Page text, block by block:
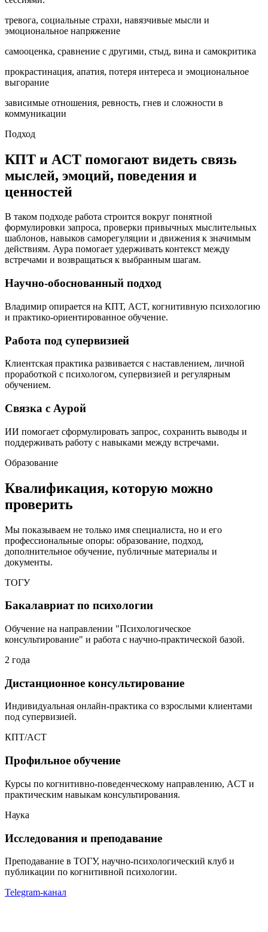
тревога, социальные страхи, навязчивые мысли и
эмоциональное напряжение
самооценка, сравнение с другими, стыд, вина и самокритика
прокрастинация, апатия, потеря интереса и эмоциональное
выгорание
зависимые отношения, ревность, гнев и сложности в
коммуникации
Подход
КПТ и ACT помогают видеть связь
мыслей, эмоций, поведения и
ценностей
В таком подходе работа строится вокруг понятной
формулировки запроса, проверки привычных мыслительных
шаблонов, навыков саморегуляции и движения к значимым
действиям. Аура помогает удерживать контекст между
встречами и возвращаться к выбранным шагам.
Научно-обоснованный подход
Владимир опирается на КПТ, ACT, когнитивную психологию
и практико-ориентированное обучение.
Работа под супервизией
Клиентская практика развивается с наставлением, личной
проработкой с психологом, супервизией и регулярным
обучением.
Связка с Аурой
ИИ помогает сформулировать запрос, сохранить выводы и
поддерживать работу с навыками между встречами.
Образование
Квалификация, которую можно
проверить
Мы показываем не только имя специалиста, но и его
профессиональные опоры: образование, подход,
дополнительное обучение, публичные материалы и
документы.
ТОГУ
Бакалавриат по психологии
Обучение на направлении "Психологическое
консультирование" и работа с научно-практической базой.
2 года
Дистанционное консультирование
Индивидуальная онлайн-практика со взрослыми клиентами
под супервизией.
КПТ/ACT
Профильное обучение
Курсы по когнитивно-поведенческому направлению, ACT и
практическим навыкам консультирования.
Наука
Исследования и преподавание
Преподавание в ТОГУ, научно-психологический клуб и
публикации по когнитивной психологии.
Telegram-канал